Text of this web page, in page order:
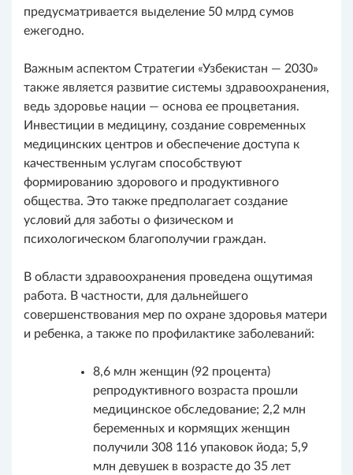
предусматривается выделение 50 млрд сумов
ежегодно.
Важным аспектом Стратегии «Узбекистан — 2030»
также является развитие системы здравоохранения,
ведь здоровье нации — основа ее процветания.
Инвестиции в медицину, создание современных
медицинских центров и обеспечение доступа к
качественным услугам способствуют
формированию здорового и продуктивного
общества. Это также предполагает создание
условий для заботы о физическом и
психологическом благополучии граждан.
В области здравоохранения проведена ощутимая
работа. В частности, для дальнейшего
совершенствования мер по охране здоровья матери
и ребенка, а также по профилактике заболеваний:
8,6 млн женщин (92 процента)
репродуктивного возраста прошли
медицинское обследование; 2,2 млн
беременных и кормящих женщин
получили 308 116 упаковок йода; 5,9
млн девушек в возрасте до 35 лет